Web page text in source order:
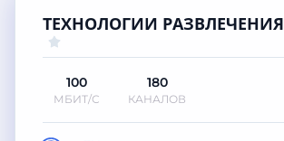
ТЕХНОЛОГИИ РАЗВЛЕЧЕНИЯ
100
МБИТ/С
180
КАНАЛОВ